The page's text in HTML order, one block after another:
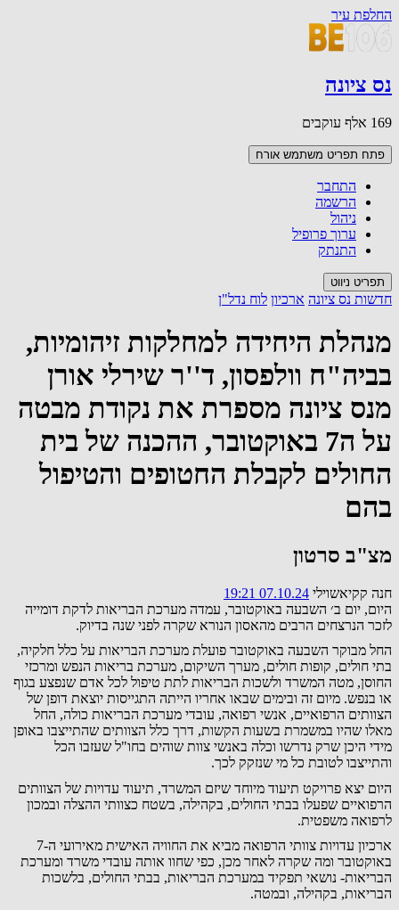
החלפת עיר
נס ציונה
169 אלף עוקבים
פתח תפריט משתמש אורח
התחבר
הרשמה
ניהול
ערוך פרופיל
התנתק
תפריט ניווט
חדשות נס ציונה ארכיון לוח נדל"ן
מנהלת היחידה למחלקות זיהומיות,
בביה"ח וולפסון, ד''ר שירלי אורן
מנס ציונה מספרת את נקודת מבטה
על ה7 באוקטובר, ההכנה של בית
החולים לקבלת החטופים והטיפול
בהם
מצ"ב סרטון
חנה קקיאשוילי 07.10.24 19:21
היום, יום ב׳ השבעה באוקטובר, עמדה מערכת הבריאות לדקת דומייה
לזכר הנרצחים הרבים מהאסון הנורא שקרה לפני שנה בדיוק.
החל מבוקר השבעה באוקטובר פועלת מערכת הבריאות על כלל חלקיה,
בתי חולים, קופות חולים, מערך השיקום, מערכת בריאות הנפש ומרכזי
החוסן, מטה המשרד ולשכות הבריאות לתת טיפול לכל אדם שנפצע בגוף
או בנפש. מיום זה ובימים שבאו אחריו הייתה התגייסות יוצאת דופן של
הצוותים הרפואיים, אנשי רפואה, עובדי מערכת הבריאות כולה, החל
מאלו שהיו במשמרת בשעות הקשות, דרך כלל הצוותים שהתייצבו באופן
מידי היכן שרק נדרשו וכלה באנשי צוות שוהים בחו"ל שעזבו הכל
והתייצבו לטובת כל מי שנזקק לכך.
היום יצא פרויקט תיעוד מיוחד שיזם המשרד, תיעוד עדויות של הצוותים
הרפואיים שפעלו בבתי החולים, בקהילה, בשטח כצוותי ההצלה ובמכון
לרפואה משפטית.
ארכיון עדויות צוותי הרפואה מביא את החוויה האישית מאירועי ה-7
באוקטובר ומה שקרה לאחר מכן, כפי שחוו אותה עובדי משרד ומערכת
הבריאות- נושאי תפקיד במערכת הבריאות, בבתי החולים, בלשכות
הבריאות, בקהילה, ובמטה.